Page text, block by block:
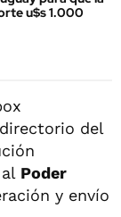
u$s 1.000
del
Poder
y envío